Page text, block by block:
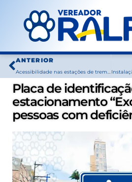
conteúdo
Prev
ANTERIOR
Acessibilidade nas estações de trem em Osasco
Placa de
estacionamento
pessoas com